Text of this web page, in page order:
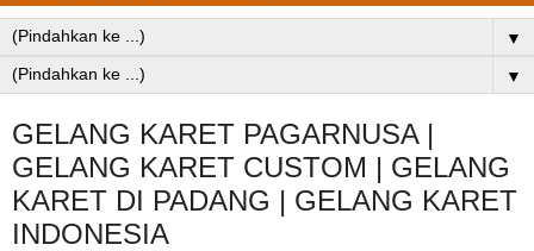
▼
▼
GELANG KARET PAGARNUSA |
GELANG KARET CUSTOM | GELANG
KARET DI PADANG | GELANG KARET
INDONESIA